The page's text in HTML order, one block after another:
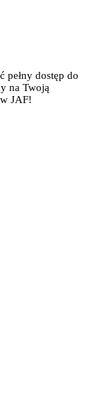
pełny dostęp do
na Twoją
JAF!